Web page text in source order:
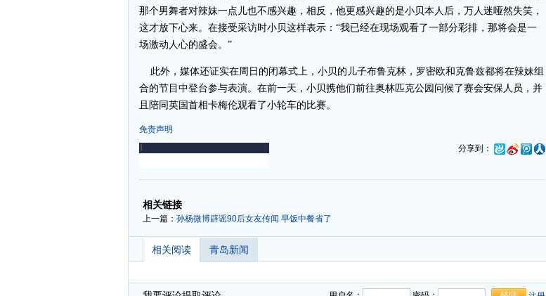
那个男舞者对辣妹一点儿也不感兴趣，相反，他更感兴趣的是小贝本人后，万人迷哑然失笑，
这才放下心来。在接受采访时小贝这样表示：“我已经在现场观看了一部分彩排，那将会是一
场激动人心的盛会。”
此外，媒体还证实在周日的闭幕式上，小贝的儿子布鲁克林，罗密欧和克鲁兹都将在辣妹组
合的节目中登台参与表演。在前一天，小贝携他们前往奥林匹克公园问候了赛会安保人员，并
且陪同英国首相卡梅伦观看了小轮车的比赛。
免责声明
分享到：
-
相关链接
上一篇： 孙杨微博辟谣90后女友传闻 早饭中餐省了
相关阅读 青岛新闻